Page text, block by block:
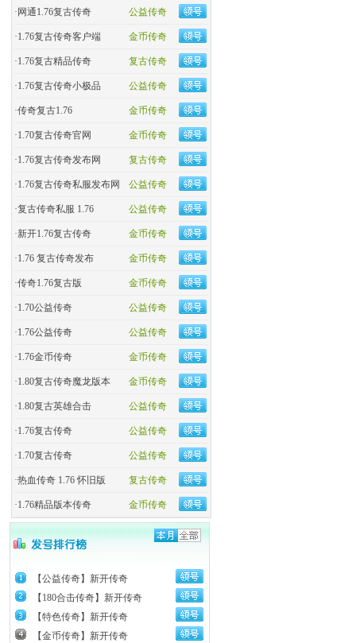
公益传奇
· 网通1.76复古传奇
金币传奇
·1.76复古传奇客户端
复古传奇
·1.76复古精品传奇
公益传奇
·1.76复古传奇小极品
金币传奇
·传奇复古1.76
金币传奇
·1.70复古传奇官网
复古传奇
·1.76复古传奇发布网
公益传奇
·1.76复古传奇私服发布网
公益传奇
·复古传奇私服 1.76
金币传奇
·新开1.76复古传奇
金币传奇
·1.76 复古传奇发布
金币传奇
·传奇1.76复古版
公益传奇
·1.70公益传奇
公益传奇
·1.76公益传奇
金币传奇
·1.76金币传奇
金币传奇
·1.80复古传奇魔龙版本
公益传奇
·1.80复古英雄合击
公益传奇
·1.76复古传奇
公益传奇
·1.70复古传奇
复古传奇
·热血传奇 1.76 怀旧版
金币传奇
·1.76精品版本传奇
【公益传奇】新开传奇
【180合击传奇】新开传奇
【特色传奇】新开传奇
【金币传奇】新开传奇